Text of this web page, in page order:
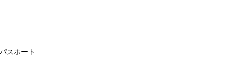
スポート